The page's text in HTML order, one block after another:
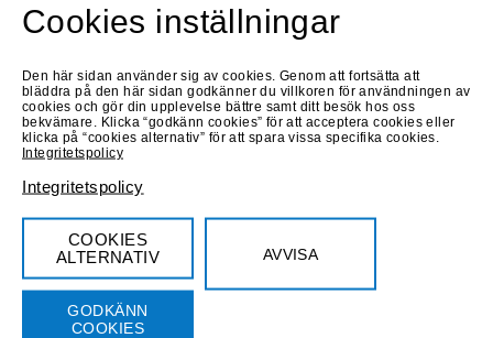
Large
Bifokala
Låna hem
Montana Eyewear MM585B
Small
Cookies inställningar
Den här sidan använder sig av cookies. Genom att fortsätta att
bläddra på den här sidan godkänner du villkoren för användningen av
cookies och gör din upplevelse bättre samt ditt besök hos oss
bekvämare. Klicka “godkänn cookies” för att acceptera cookies eller
klicka på “cookies alternativ” för att spara vissa specifika cookies.
Integritetspolicy
Integritetspolicy
COOKIES
ALTERNATIV
AVVISA
GODKÄNN
COOKIES